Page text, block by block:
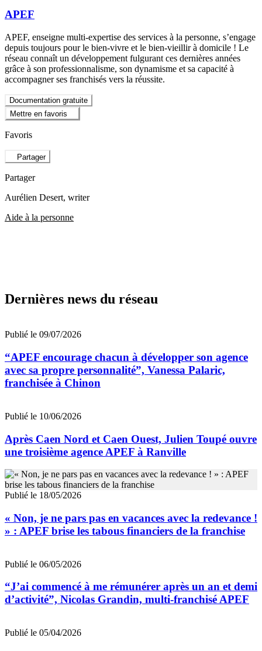
APEF
APEF, enseigne multi-expertise des services à la personne, s’engage
depuis toujours pour le bien-vivre et le bien-vieillir à domicile ! Le
réseau connaît un développement fulgurant ces dernières années
grâce à son professionnalisme, son dynamisme et sa capacité à
accompagner ses franchisés vers la réussite.
Documentation gratuite
Mettre en favoris
Favoris
Partager
Partager
Aurélien Desert, writer
Aide à la personne
Dernières news du réseau
Publié le 09/07/2026
“APEF encourage chacun à développer son agence
avec sa propre personnalité”, Vanessa Palaric,
franchisée à Chinon
Publié le 10/06/2026
Après Caen Nord et Caen Ouest, Julien Toupé ouvre
une troisième agence APEF à Ranville
Publié le 18/05/2026
« Non, je ne pars pas en vacances avec la redevance !
» : APEF brise les tabous financiers de la franchise
Publié le 06/05/2026
“J’ai commencé à me rémunérer après un an et demi
d’activité”, Nicolas Grandin, multi-franchisé APEF
Publié le 05/04/2026